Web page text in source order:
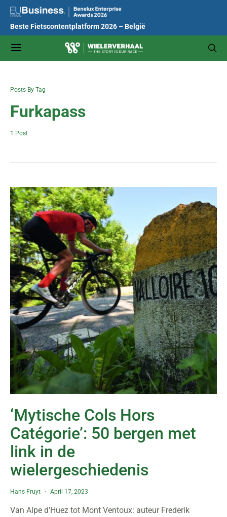
Beste Fietscontentplatform 2026 – België
Posts By Tag
Furkapass
1 Post
‘Mytische Cols Hors
Catégorie’: 50 bergen met
link in de
wielergeschiedenis
Hans Fruyt April 17, 2023
Van Alpe d’Huez tot Mont Ventoux: auteur Frederik